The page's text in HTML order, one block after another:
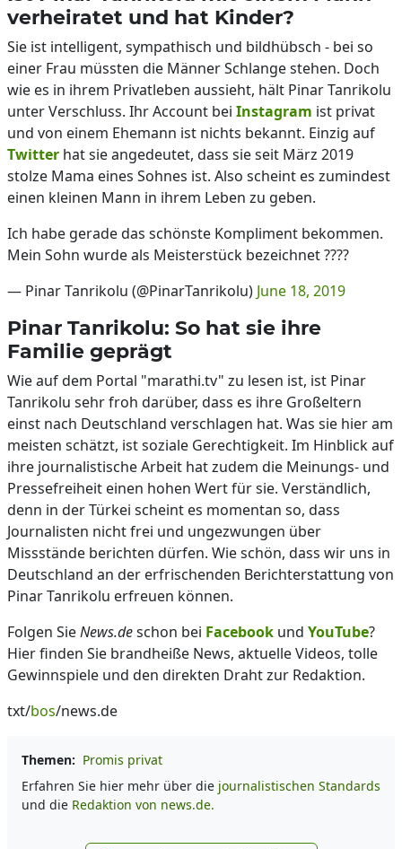
verheiratet und hat Kinder?
Sie ist intelligent, sympathisch und bildhübsch - bei so
einer Frau müssten die Männer Schlange stehen. Doch
wie es in ihrem Privatleben aussieht, hält Pinar Tanrikolu
unter Verschluss. Ihr Account bei Instagram ist privat
und von einem Ehemann ist nichts bekannt. Einzig auf
Twitter hat sie angedeutet, dass sie seit März 2019
stolze Mama eines Sohnes ist. Also scheint es zumindest
einen kleinen Mann in ihrem Leben zu geben.
Ich habe gerade das schönste Kompliment bekommen.
Mein Sohn wurde als Meisterstück bezeichnet ????
— Pinar Tanrikolu (@PinarTanrikolu) June 18, 2019
Pinar Tanrikolu: So hat sie ihre
Familie geprägt
Wie auf dem Portal "marathi.tv" zu lesen ist, ist Pinar
Tanrikolu sehr froh darüber, dass es ihre Großeltern
einst nach Deutschland verschlagen hat. Was sie hier am
meisten schätzt, ist soziale Gerechtigkeit. Im Hinblick auf
ihre journalistische Arbeit hat zudem die Meinungs- und
Pressefreiheit einen hohen Wert für sie. Verständlich,
denn in der Türkei scheint es momentan so, dass
Journalisten nicht frei und ungezwungen über
Missstände berichten dürfen. Wie schön, dass wir uns in
Deutschland an der erfrischenden Berichterstattung von
Pinar Tanrikolu erfreuen können.
Folgen SieNews.deschon bei Facebook und YouTube?
Hier finden Sie brandheiße News, aktuelle Videos, tolle
Gewinnspiele und den direkten Draht zur Redaktion.
txt/bos/news.de
Themen: Promis privat
Erfahren Sie hier mehr über die journalistischen Standards
und die Redaktion von news.de.